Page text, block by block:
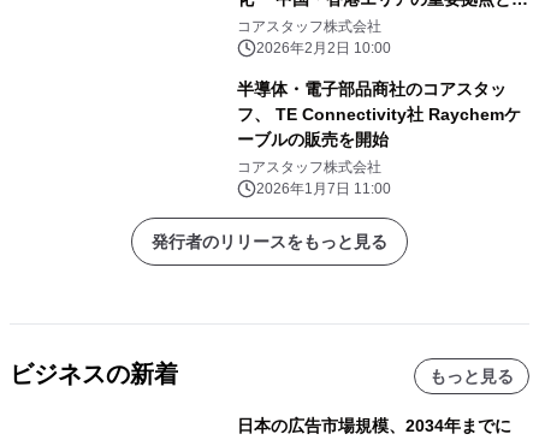
て地域密着の案件サポートを強化
コアスタッフ株式会社
2026年2月2日 10:00
半導体・電子部品商社のコアスタッ
フ、 TE Connectivity社 Raychemケ
ーブルの販売を開始
コアスタッフ株式会社
2026年1月7日 11:00
発行者のリリースをもっと見る
ビジネスの新着 もっと見る
日本の広告市場規模、2034年までに